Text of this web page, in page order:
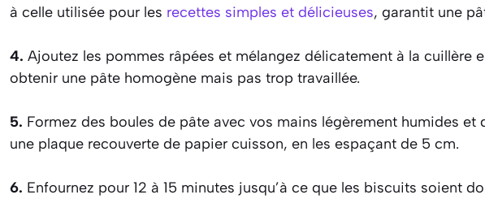
à celle utilisée pour les recettes simples et délicieuses, garantit une
4. Ajoutez les pommes râpées et mélangez délicatement à la cuillère
obtenir une pâte homogène mais pas trop travaillée.
5. Formez des boules de pâte avec vos mains légèrement humides et
une plaque recouverte de papier cuisson, en les espaçant de 5 cm.
6. Enfournez pour 12 à 15 minutes jusqu’à ce que les biscuits soient